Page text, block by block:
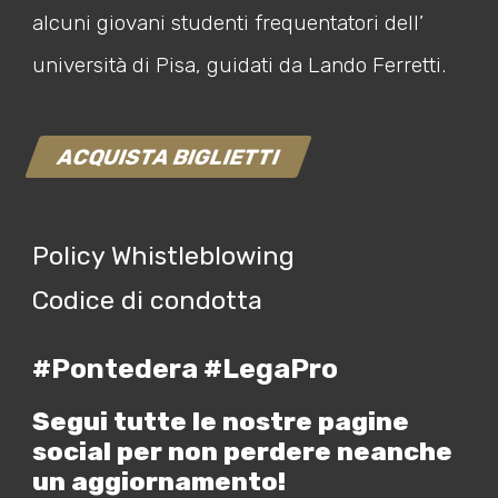
alcuni giovani studenti frequentatori dell’
università di Pisa, guidati da Lando Ferretti.
ACQUISTA BIGLIETTI
Policy Whistleblowing
Codice di condotta
#Pontedera #LegaPro
Segui tutte le nostre pagine
social per non perdere neanche
un aggiornamento!